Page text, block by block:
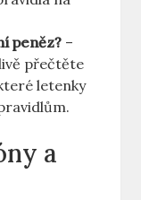
peněz? –
přečtěte
letenky
a